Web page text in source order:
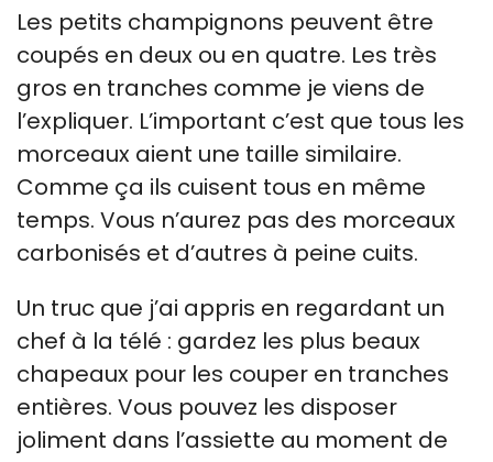
Les petits champignons peuvent être
coupés en deux ou en quatre. Les très
gros en tranches comme je viens de
l’expliquer. L’important c’est que tous les
morceaux aient une taille similaire.
Comme ça ils cuisent tous en même
temps. Vous n’aurez pas des morceaux
carbonisés et d’autres à peine cuits.
Un truc que j’ai appris en regardant un
chef à la télé : gardez les plus beaux
chapeaux pour les couper en tranches
entières. Vous pouvez les disposer
joliment dans l’assiette au moment de